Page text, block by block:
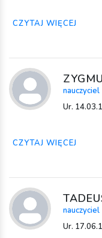
CZYTAJ WIĘCEJ
nauczyciel
Ur.
CZYTAJ WIĘCEJ
nauczyciel
Ur.